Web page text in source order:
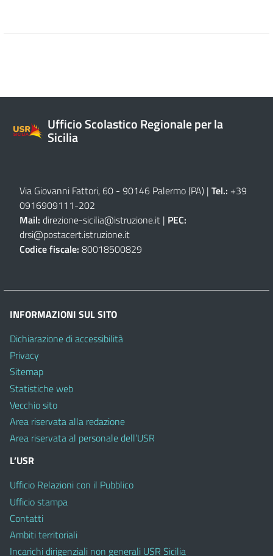
Ufficio Scolastico Regionale per la
Sicilia
Via Giovanni Fattori, 60 - 90146 Palermo (PA) | Tel.: +39
0916909111-202
Mail: direzione-sicilia@istruzione.it | PEC:
drsi@postacert.istruzione.it
Codice fiscale: 80018500829
INFORMAZIONI SUL SITO
Dichiarazione di accessibilità
Privacy
Sitemap
Statistiche web
Vecchio sito
Area riservata alla redazione
Area riservata al personale dell’USR
L’USR
Ufficio Relazioni con il Pubblico
Ufficio stampa
Contatti
Ambiti territoriali
Incarichi dirigenziali non generali USR Sicilia